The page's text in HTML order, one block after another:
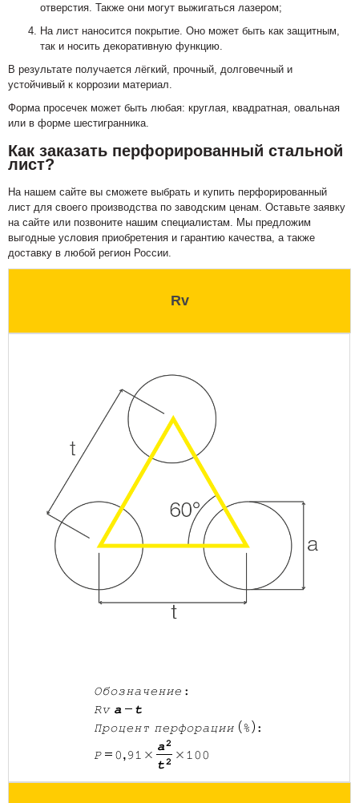
отверстия. Также они могут выжигаться лазером;
На лист наносится покрытие. Оно может быть как защитным,
так и носить декоративную функцию.
В результате получается лёгкий, прочный, долговечный и
устойчивый к коррозии материал.
Форма просечек может быть любая: круглая, квадратная, овальная
или в форме шестигранника.
Как заказать перфорированный стальной
лист?
На нашем сайте вы сможете выбрать и купить перфорированный
лист для своего производства по заводским ценам. Оставьте заявку
на сайте или позвоните нашим специалистам. Мы предложим
выгодные условия приобретения и гарантию качества, а также
доставку в любой регион России.
Rv